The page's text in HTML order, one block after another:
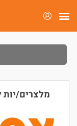
מלצרים/